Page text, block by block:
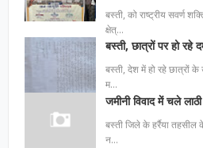
बस्ती, को राष्ट्रीय सवर्ण
क्षेत्…
बस्ती, छात्रों पर हो रहे
बस्ती, देश में हो रहे छात्रों
म…
जमीनी विवाद में चले
बस्ती जिले के हर्रैया तहसील
न…